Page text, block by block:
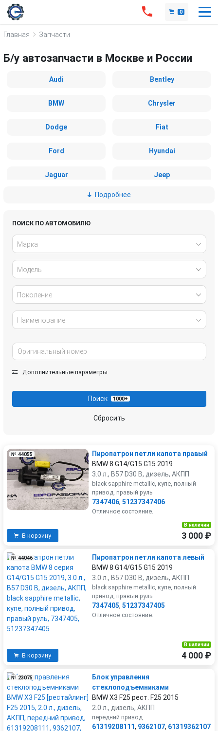
0
Главная Запчасти
Б/у автозапчасти в Москве и России
Audi Bentley
BMW Chrysler
Dodge Fiat
Ford Hyundai
Jaguar Jeep
Lexus
Mercedes-Benz
Mitsubishi
Renault
Tesla
Volkswagen Volvo
Подробнее
ПОИСК ПО АВТОМОБИЛЮ
Марка
Модель
Поколение
Наименование
Дополнительные параметры
Поиск 1000+
Сбросить
№ 44055
Пиропатрон петли капота правый
BMW 8 G14/G15 G15 2019
3.0 л., B57 D30 B, дизель, АКПП
black sapphire metallic, купе, полный
привод, правый руль
7347406, 51237347406
Отличное состояние.
В корзину
В наличии
3 000 ₽
№ 44046
Пиропатрон петли капота левый
BMW 8 G14/G15 G15 2019
3.0 л., B57 D30 B, дизель, АКПП
black sapphire metallic, купе, полный
привод, правый руль
7347405, 51237347405
Отличное состояние.
В корзину
В наличии
4 000 ₽
№ 23075
Блок управления
стеклоподъемниками
BMW X3 F25 рест. F25 2015
2.0 л., дизель, АКПП
передний привод
61319208111, 9362107, 61319362107